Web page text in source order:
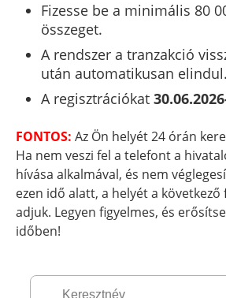
Fizesse be a minimális 80
összeget.
A rendszer a tranzakció
után automatikusan elindul.
A regisztrációkat
FONTOS: Az Ön helyét 24 órán
Ha nem veszi fel a telefont a
hívása alkalmával, és nem
ezen idő alatt, a helyét a következő
adjuk. Legyen figyelmes, és
időben!